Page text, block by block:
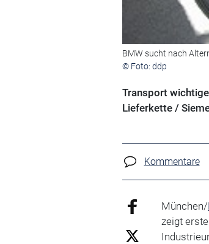
BMW sucht nach
© Foto: ddp
Transport
Lieferkette /
Kommentare
München/
zeigt